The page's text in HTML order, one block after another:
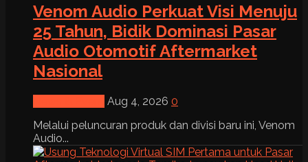
Venom Audio Perkuat Visi Menuju
25 Tahun, Bidik Dominasi Pasar
Audio Otomotif Aftermarket
Nasional
Aug 4, 2026 0
Melalui peluncuran produk dan divisi baru ini, Venom
Audio...